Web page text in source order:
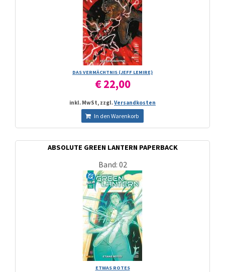
DAS VERMÄCHTNIS (JEFF LEMIRE)
€ 22,00
inkl. MwSt, zzgl.Versandkosten
In den Warenkorb
ABSOLUTE GREEN LANTERN PAPERBACK
Band: 02
ETWAS ROTES